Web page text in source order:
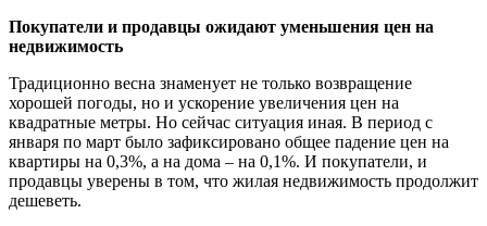
Покупатели и продавцы ожидают уменьшения цен на
недвижимость
Традиционно весна знаменует не только возвращение
хорошей погоды, но и ускорение увеличения цен на
квадратные метры. Но сейчас ситуация иная. В период с
января по март было зафиксировано общее падение цен на
квартиры на 0,3%, а на дома – на 0,1%. И покупатели, и
продавцы уверены в том, что жилая недвижимость продолжит
дешеветь.